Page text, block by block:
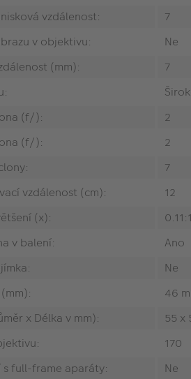
vzdálenost:
7
v objektivu:
Ne
(mm):
7
(f/):
2
(f/):
2
7
vzdálenost (cm):
12
(x):
0.11:1
v balení:
Ano
Ne
46
x Délka v mm):
55 x
170
full-frame aparáty:
Ne